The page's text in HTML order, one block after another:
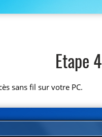
Etape 4
sans fil sur votre PC.